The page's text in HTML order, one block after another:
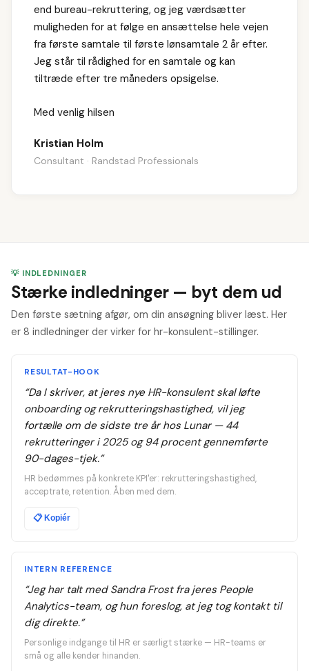
end bureau-rekruttering, og jeg værdsætter
muligheden for at følge en ansættelse hele vejen
fra første samtale til første lønsamtale 2 år efter.
Jeg står til rådighed for en samtale og kan
tiltræde efter tre måneders opsigelse.
Med venlig hilsen
Kristian Holm
Consultant · Randstad Professionals
💡 INDLEDNINGER
Stærke indledninger — byt dem ud
Den første sætning afgør, om din ansøgning bliver læst. Her
er 8 indledninger der virker for hr-konsulent-stillinger.
RESULTAT-HOOK
“Da I skriver, at jeres nye HR-konsulent skal løfte
onboarding og rekrutteringshastighed, vil jeg
fortælle om de sidste tre år hos Lunar — 44
rekrutteringer i 2025 og 94 procent gennemførte
90-dages-tjek.”
HR bedømmes på konkrete KPI'er: rekrutteringshastighed,
acceptrate, retention. Åben med dem.
📋Kopiér
INTERN REFERENCE
“Jeg har talt med Sandra Frost fra jeres People
Analytics-team, og hun foreslog, at jeg tog kontakt til
dig direkte.”
Personlige indgange til HR er særligt stærke — HR-teams er
små og alle kender hinanden.